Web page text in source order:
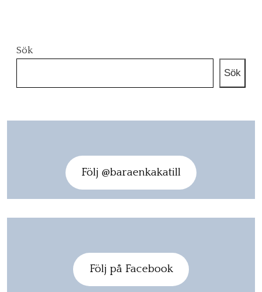
Sök
Sök
Följ @baraenkakatill
Följ på Facebook